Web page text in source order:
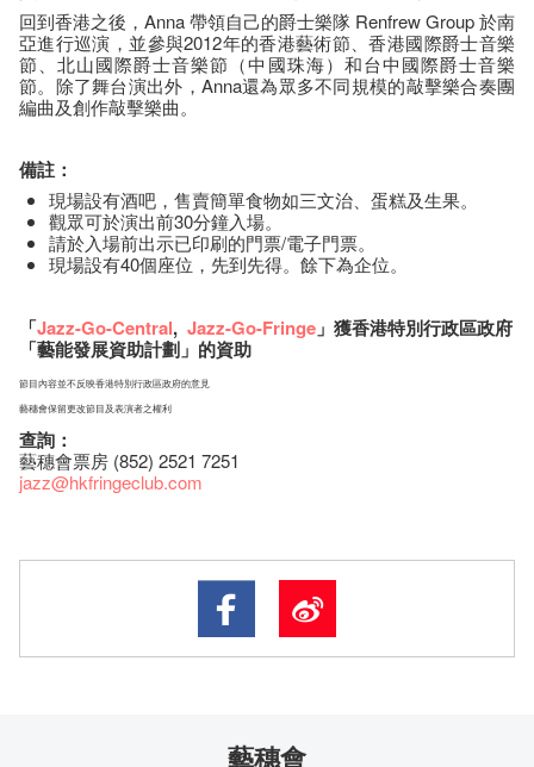
回到香港之後，Anna 帶領自己的爵士樂隊 Renfrew Group 於南
亞進行巡演，並參與2012年的香港藝術節、香港國際爵士音樂
節、北山國際爵士音樂節（中國珠海）和台中國際爵士音樂
節。除了舞台演出外，Anna還為眾多不同規模的敲擊樂合奏團
編曲及創作敲擊樂曲。
備註：
現場設有酒吧，售賣簡單食物如三文治、蛋糕及生果。
觀眾可於演出前30分鐘入場。
請於入場前出示已印刷的門票/電子門票。
現場設有40個座位，先到先得。餘下為企位。
「Jazz-Go-Central, Jazz-Go-Fringe 」獲香港特別行政區政府
「藝能發展資助計劃」的資助
節目內容並不反映香港特別行政區政府的意見
藝穗會保留更改節目及表演者之權利
查詢：
藝穗會票房 (852) 2521 7251
jazz@hkfringeclub.com
藝穗會